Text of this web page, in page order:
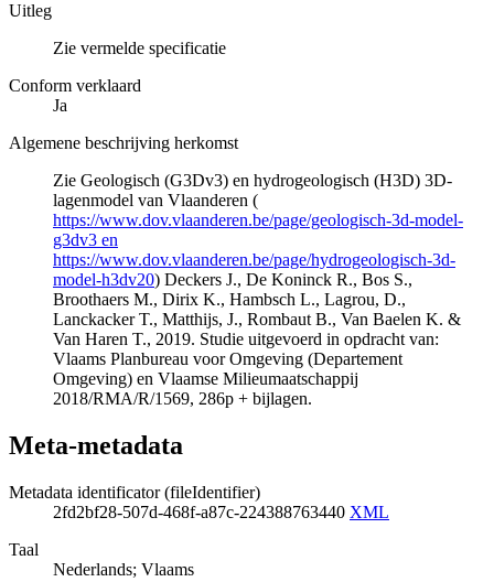
Uitleg
Zie vermelde specificatie
Conform verklaard
Ja
Algemene beschrijving herkomst
Zie Geologisch (G3Dv3) en hydrogeologisch (H3D) 3D-
lagenmodel van Vlaanderen (
https://www.dov.vlaanderen.be/page/geologisch-3d-model-
g3dv3 en
https://www.dov.vlaanderen.be/page/hydrogeologisch-3d-
model-h3dv20) Deckers J., De Koninck R., Bos S.,
Broothaers M., Dirix K., Hambsch L., Lagrou, D.,
Lanckacker T., Matthijs, J., Rombaut B., Van Baelen K. &
Van Haren T., 2019. Studie uitgevoerd in opdracht van:
Vlaams Planbureau voor Omgeving (Departement
Omgeving) en Vlaamse Milieumaatschappij
2018/RMA/R/1569, 286p + bijlagen.
Meta-metadata
Metadata identificator (fileIdentifier)
2fd2bf28-507d-468f-a87c-224388763440 XML
Taal
Nederlands; Vlaams